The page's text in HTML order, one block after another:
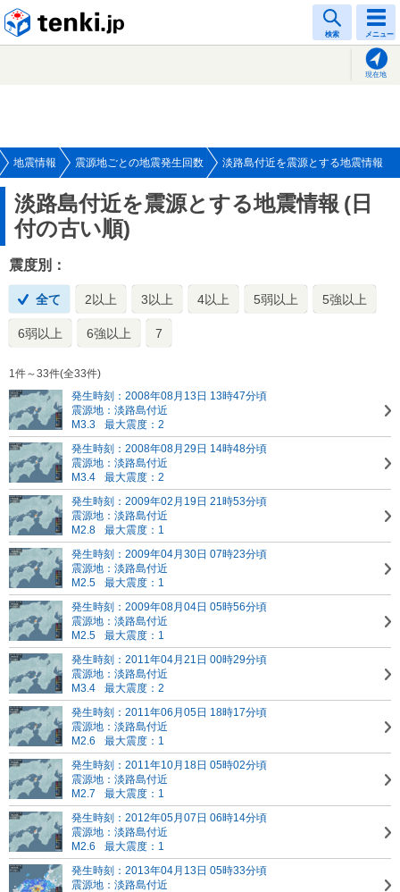
検索 メニュー
現在地
地震情報 震源地ごとの地震発生回数 淡路島付近を震源とする地震情報
淡路島付近を震源とする地震情報 (日
付の古い順)
震度別：
全て 2以上 3以上 4以上 5弱以上 5強以上
6弱以上 6強以上 7
1件～33件(全33件)
発生時刻：2008年08月13日 13時47分頃
震源地：淡路島付近
M3.3
最大震度：2
発生時刻：2008年08月29日 14時48分頃
震源地：淡路島付近
M3.4
最大震度：2
発生時刻：2009年02月19日 21時53分頃
震源地：淡路島付近
M2.8
最大震度：1
発生時刻：2009年04月30日 07時23分頃
震源地：淡路島付近
M2.5
最大震度：1
発生時刻：2009年08月04日 05時56分頃
震源地：淡路島付近
M2.5
最大震度：1
発生時刻：2011年04月21日 00時29分頃
震源地：淡路島付近
M3.4
最大震度：2
発生時刻：2011年06月05日 18時17分頃
震源地：淡路島付近
M2.6
最大震度：1
発生時刻：2011年10月18日 05時02分頃
震源地：淡路島付近
M2.7
最大震度：1
発生時刻：2012年05月07日 06時14分頃
震源地：淡路島付近
M2.6
最大震度：1
発生時刻：2013年04月13日 05時33分頃
震源地：淡路島付近